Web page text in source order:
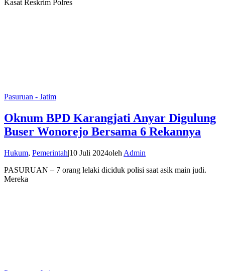
Kasat Reskrim Polres
Pasuruan - Jatim
Oknum BPD Karangjati Anyar Digulung
Buser Wonorejo Bersama 6 Rekannya
Hukum, Pemerintah|10 Juli 2024oleh Admin
PASURUAN – 7 orang lelaki diciduk polisi saat asik main judi.
Mereka